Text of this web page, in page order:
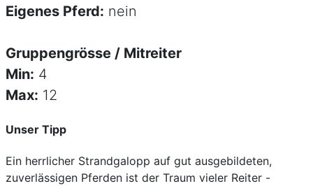
Eigenes Pferd: nein
Gruppengrösse / Mitreiter
Min: 4
Max: 12
Unser Tipp
Ein herrlicher Strandgalopp auf gut ausgebildeten,
zuverlässigen Pferden ist der Traum vieler Reiter -